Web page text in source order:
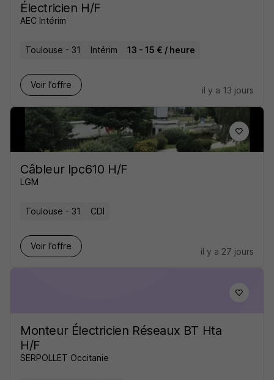
Électricien H/F
AEC Intérim
Toulouse - 31 Intérim 13 - 15 € / heure
Voir l’offre
il y a 13 jours
Câbleur Ipc610 H/F
LGM
Toulouse - 31 CDI
Voir l’offre
il y a 27 jours
Monteur Électricien Réseaux BT Hta
H/F
SERPOLLET Occitanie